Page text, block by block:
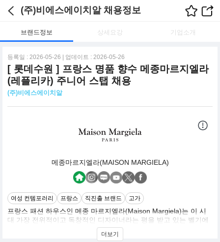
(주)비에스에이치알 채용정보
브랜드정보 상세요강 기업소개
등록일 : 2026-05-26 | 업데이트 : 2026-05-26
[ 롯데수원 ] 프랑스 명품 향수 메종마르지엘라
(레플리카) 주니어 스탭 채용
(주)비에스에이치알
메종마르지엘라(MAISON MARGIELA)
여성 컨템포러리 프랑스 직진출 브랜드 고가
프랑스 패션 하우스인 메종 마르지엘라(Maison Margiela)는 이 시
대 가장 전위적이고 독창적인 디자이너라는 평을 받고 있는 벨기에
디자이너 마틴 마르지엘라(Martin Margiela)에 의해 1988년 설립됐
습니다. 남성성과 여성성이 융합되어 나타나는 메종 마르지엘라의
더보기